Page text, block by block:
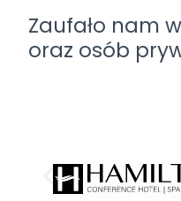
Zaufało nam
oraz osób